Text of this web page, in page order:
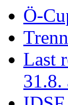
Ö-
Last
31.8.